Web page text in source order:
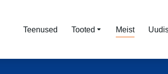
Teenused Tooted Meist